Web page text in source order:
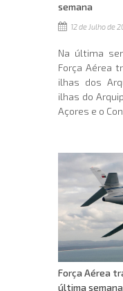
semana
12 de Julho de
Na última
Força Aérea
ilhas dos
ilhas do
Açores e o
Força Aérea
última semana